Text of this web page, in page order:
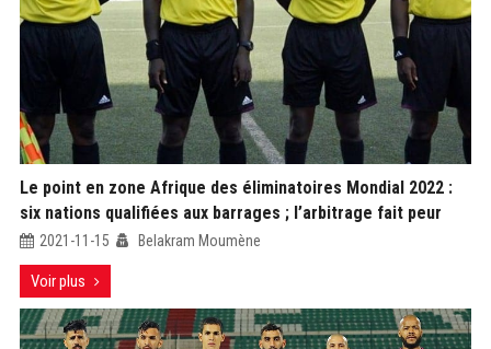
Le point en zone Afrique des éliminatoires Mondial 2022 :
six nations qualifiées aux barrages ; l’arbitrage fait peur
2021-11-15 Belakram Moumène
Voir plus